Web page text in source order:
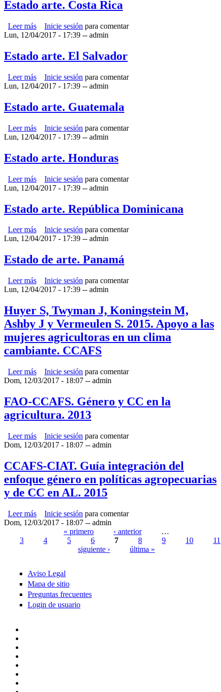
Estado arte. Costa Rica
Leer más sobre Estado arte. Costa Rica
Inicie sesión para comentar
Lun, 12/04/2017 - 17:39 -- admin
Estado arte. El Salvador
Leer más sobre Estado arte. El Salvador
Inicie sesión para comentar
Lun, 12/04/2017 - 17:39 -- admin
Estado arte. Guatemala
Leer más sobre Estado arte. Guatemala
Inicie sesión para comentar
Lun, 12/04/2017 - 17:39 -- admin
Estado arte. Honduras
Leer más sobre Estado arte. Honduras
Inicie sesión para comentar
Lun, 12/04/2017 - 17:39 -- admin
Estado arte. República Dominicana
Leer más sobre Estado arte. República Dominicana
Inicie sesión para comentar
Lun, 12/04/2017 - 17:39 -- admin
Estado de arte. Panamá
Leer más sobre Estado de arte. Panamá
Inicie sesión para comentar
Lun, 12/04/2017 - 17:39 -- admin
Huyer S, Twyman J, Koningstein M,
Ashby J y Vermeulen S. 2015. Apoyo a las
mujeres agricultoras en un clima
cambiante. CCAFS
Leer más sobre Huyer S, Twyman J, Koningstein M, Ashby J y
Vermeulen S. 2015. Apoyo a las mujeres agricultoras en un
Inicie sesión para comentar
Dom, 12/03/2017 - 18:07 -- admin
FAO-CCAFS. Género y CC en la
agricultura. 2013
Leer más sobre FAO-CCAFS. Género y CC en la agricultura. 2013
Inicie sesión para comentar
Dom, 12/03/2017 - 18:07 -- admin
CCAFS-CIAT. Guía integración del
enfoque género en políticas agropecuarias
y de CC en AL. 2015
Leer más sobre CCAFS-CIAT. Guía integración del enfoque género
en políticas agropecuarias y de CC en AL. 2015
Inicie sesión para comentar
Dom, 12/03/2017 - 18:07 -- admin
Páginas
« primero ‹ anterior
…
3
4 5 6 7 8 9 10
11
siguiente ›
última »
Aviso Legal
Mapa de sitio
Preguntas frecuentes
Login de usuario